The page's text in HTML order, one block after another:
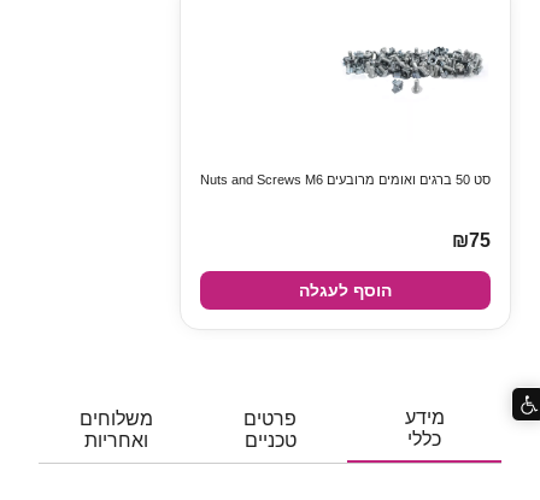
סט 50 ברגים ואומים מרובעים Nuts and Screws M6
₪75
הוסף לעגלה
מידע
כללי
פרטים
טכניים
משלוחים
ואחריות